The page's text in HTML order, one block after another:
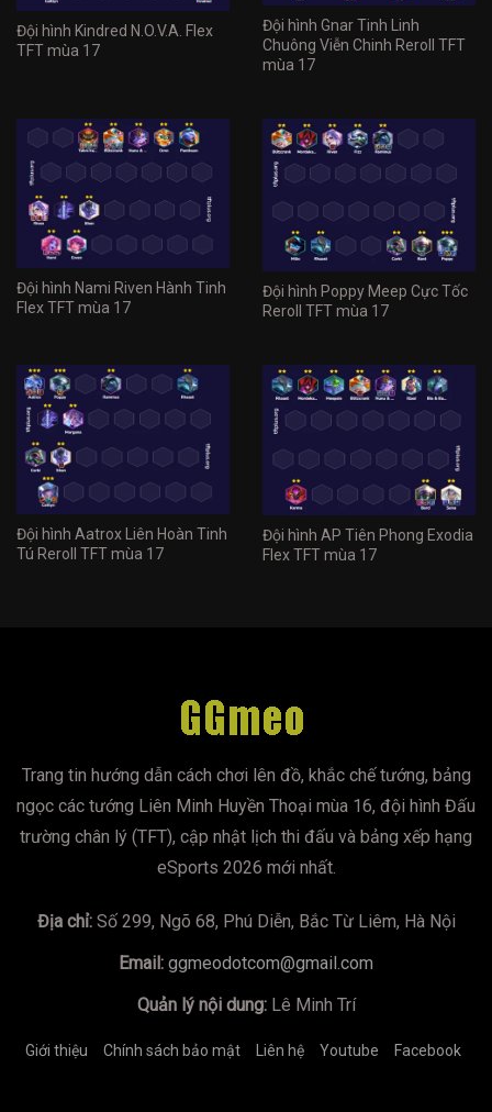
Đội hình Kindred N.O.V.A. Flex
TFT mùa 17
Đội hình Gnar Tinh Linh
Chuông Viễn Chinh Reroll TFT
mùa 17
Đội hình Nami Riven Hành Tinh
Flex TFT mùa 17
Đội hình Poppy Meep Cực Tốc
Reroll TFT mùa 17
Đội hình Aatrox Liên Hoàn Tinh
Tú Reroll TFT mùa 17
Đội hình AP Tiên Phong Exodia
Flex TFT mùa 17
Trang tin hướng dẫn cách chơi lên đồ, khắc chế tướng, bảng
ngọc các tướng Liên Minh Huyền Thoại mùa 16, đội hình Đấu
trường chân lý (TFT), cập nhật lịch thi đấu và bảng xếp hạng
eSports 2026 mới nhất.
Địa chỉ:Số 299, Ngõ 68, Phú Diễn, Bắc Từ Liêm, Hà Nội
Email: ggmeodotcom@gmail.com
Quản lý nội dung:Lê Minh Trí
Giới thiệu Chính sách bảo mật Liên hệ Youtube Facebook